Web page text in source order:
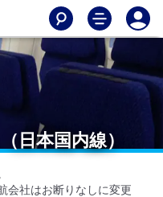
日本国内線）
会社はお断りなしに変更